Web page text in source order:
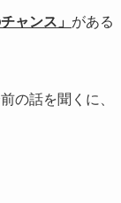
ャンス」 がある
の話を聞くに、